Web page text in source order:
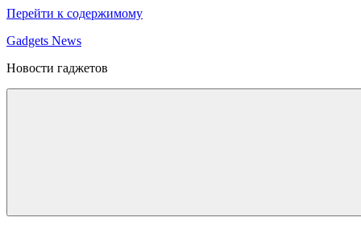
Перейти к содержимому
Gadgets News
Новости гаджетов